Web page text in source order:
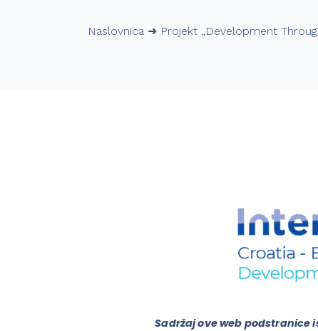
Naslovnica➜ Projekt „Development
Sadržaj ove web podstranice